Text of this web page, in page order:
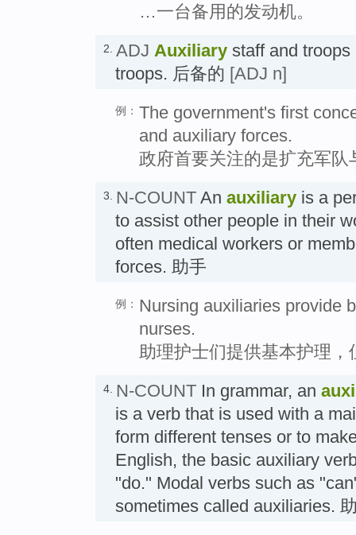
…一台备用的发动机。
2. ADJ Auxiliary staff and
troops. 后备的 [ADJ n]
例： The government's first
and auxiliary forces.
政府首要关注的是扩充军队
3. N-COUNT An auxiliary is a
to assist other people in their
often medical workers or
forces. 助手
例： Nursing auxiliaries provide
nurses.
助理护士们提供基本护理
4. N-COUNT In grammar, an
is a verb that is used with a
form different tenses or to
English, the basic auxiliary
"do." Modal verbs such as
sometimes called auxiliaries.